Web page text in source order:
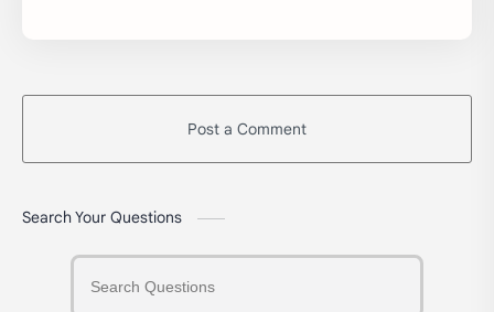
Post a Comment
Search Your Questions